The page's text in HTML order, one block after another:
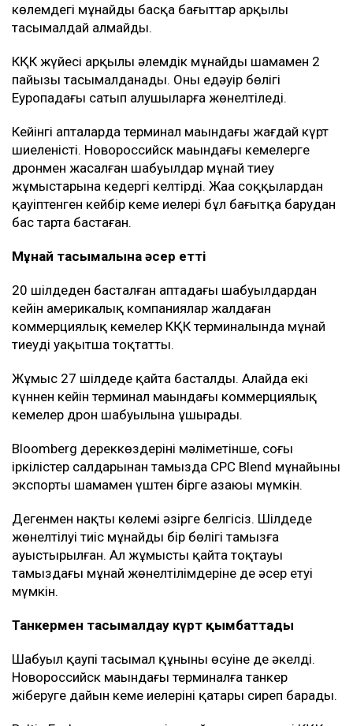
көлемдегі мұнайды басқа бағыттар арқылы
тасымалдай алмайды.
КҚК жүйесі арқылы әлемдік мұнайдың шамамен 2
пайызы тасымалданады. Оның едәуір бөлігі
Еуропадағы сатып алушыларға жөнелтіледі.
Кейінгі апталарда терминал маңындағы жағдай күрт
шиеленісті. Новороссийск маңындағы кемелерге
дронмен жасалған шабуылдар мұнай тиеу
жұмыстарына кедергі келтірді. Жаңа соққылардан
қауіптенген кейбір кеме иелері бұл бағытқа барудан
бас тарта бастаған.
Мұнай тасымалына әсер етті
20 шілдеден басталған аптадағы шабуылдардан
кейін америкалық компаниялар жалдаған
коммерциялық кемелер КҚК терминалында мұнай
тиеуді уақытша тоқтатты.
Жұмыс 27 шілдеде қайта басталды. Алайда екі
күннен кейін терминал маңындағы коммерциялық
кемелер дрон шабуылына ұшырады.
Bloomberg дереккөздерінің мәліметінше, соңғы
іркілістер салдарынан тамызда CPC Blend мұнайының
экспорты шамамен үштен бірге азаюы мүмкін.
Дегенмен нақты көлемі әзірге белгісіз. Шілдеде
жөнелтілуі тиіс мұнайдың бір бөлігі тамызға
ауыстырылған. Ал жұмыстың қайта тоқтауы
тамыздағы мұнай жөнелтілімдеріне де әсер етуі
мүмкін.
Танкермен тасымалдау күрт қымбаттады
Шабуыл қаупі тасымал құнының өсуіне де әкелді.
Новороссийск маңындағы терминалға танкер
жіберуге дайын кеме иелерінің қатары сиреп барады.